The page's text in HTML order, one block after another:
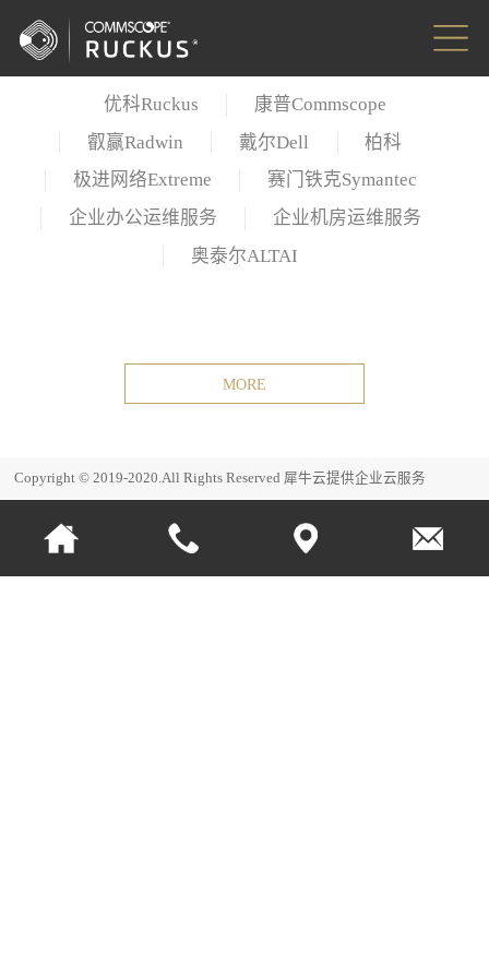
优科Ruckus
康普Commscope
叡赢Radwin
戴尔Dell
柏科
极进网络Extreme
赛门铁克Symantec
企业办公运维服务
企业机房运维服务
奥泰尔ALTAI
Copyright © 2019-2020.All Rights Reserved 犀牛云提供企业云服务